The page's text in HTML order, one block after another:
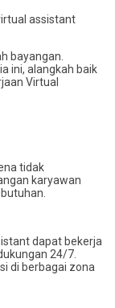
bayangan.
ini, alangkah baik
Virtual
tidak
karyawan
dapat bekerja
24/7.
di berbagai zona